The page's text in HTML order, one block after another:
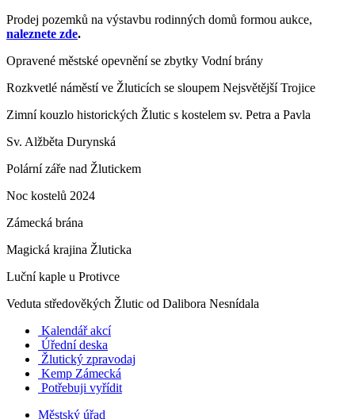
Prodej pozemků na výstavbu rodinných domů formou aukce,
naleznete zde.
Opravené městské opevnění se zbytky Vodní brány
Rozkvetlé náměstí ve Žluticích se sloupem Nejsvětější Trojice
Zimní kouzlo historických Žlutic s kostelem sv. Petra a Pavla
Sv. Alžběta Durynská
Polární záře nad Žlutickem
Noc kostelů 2024
Zámecká brána
Magická krajina Žluticka
Luční kaple u Protivce
Veduta středověkých Žlutic od Dalibora Nesnídala
Kalendář akcí
Úřední deska
Žlutický zpravodaj
Kemp Zámecká
Potřebuji vyřídit
Městský úřad